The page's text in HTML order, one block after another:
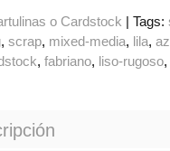
o Cardstock | Tags:
scrap mixed-media lila
fabriano liso-rugoso